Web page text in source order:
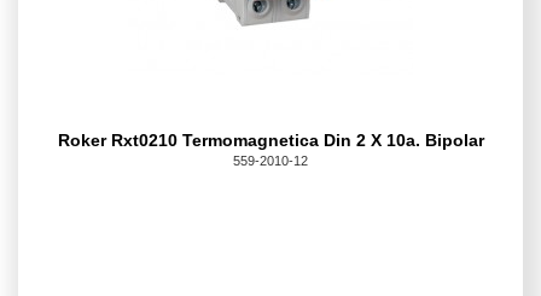
Roker Rxt0210 Termomagnetica Din 2 X 10a. Bipolar
559-2010-12